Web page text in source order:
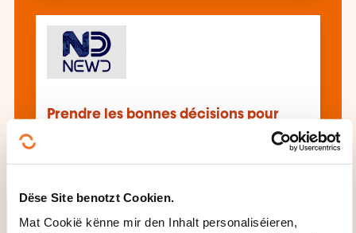
Dëse Site benotzt Cookien.
Mat Cookië kënne mir den Inhalt personaliséieren,
Prendre les bonnes décisions pour
All d'Formatioune gesinn